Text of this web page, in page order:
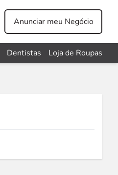
Anunciar meu Negócio
Dentistas Loja de Roupas